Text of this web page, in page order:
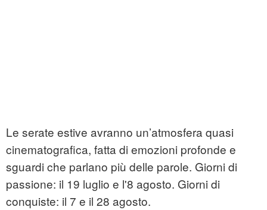
Le serate estive avranno un’atmosfera quasi
cinematografica, fatta di emozioni profonde e
sguardi che parlano più delle parole. Giorni di
passione: il 19 luglio e l'8 agosto. Giorni di
conquiste: il 7 e il 28 agosto.